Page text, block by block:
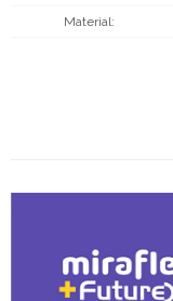
Material